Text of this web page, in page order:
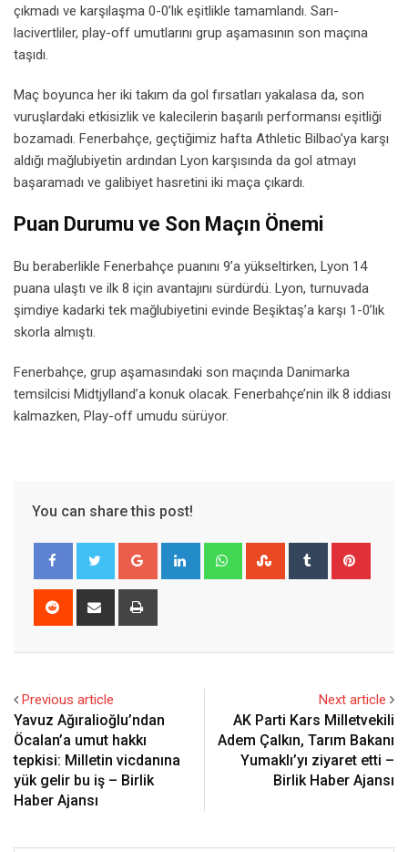
çıkmadı ve karşılaşma 0-0’lık eşitlikle tamamlandı. Sarı-
lacivertliler, play-off umutlarını grup aşamasının son maçına
taşıdı.
Maç boyunca her iki takım da gol fırsatları yakalasa da, son
vuruşlardaki etkisizlik ve kalecilerin başarılı performansı eşitliği
bozamadı. Fenerbahçe, geçtiğimiz hafta Athletic Bilbao’ya karşı
aldığı mağlubiyetin ardından Lyon karşısında da gol atmayı
başaramadı ve galibiyet hasretini iki maça çıkardı.
Puan Durumu ve Son Maçın Önemi
Bu beraberlikle Fenerbahçe puanını 9’a yükseltirken, Lyon 14
puana ulaştı ve ilk 8 için avantajını sürdürdü. Lyon, turnuvada
şimdiye kadarki tek mağlubiyetini evinde Beşiktaş’a karşı 1-0’lık
skorla almıştı.
Fenerbahçe, grup aşamasındaki son maçında Danimarka
temsilcisi Midtjylland’a konuk olacak. Fenerbahçe’nin ilk 8 iddiası
kalmazken, Play-off umudu sürüyor.
You can share this post!
Google+ LinkedIn WhatsappStumbleUpon
Tumblr
Reddit
Share
Previous article
Yavuz Ağıralioğlu’ndan
Öcalan’a umut hakkı
tepkisi: Milletin vicdanına
yük gelir bu iş – Birlik
Haber Ajansı
Next article
AK Parti Kars Milletvekili
Adem Çalkın, Tarım Bakanı
Yumaklı’yı ziyaret etti –
Birlik Haber Ajansı